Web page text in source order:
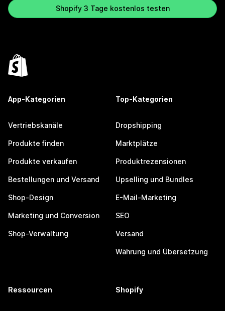
Shopify 3 Tage kostenlos testen
App-Kategorien
Vertriebskanäle
Produkte finden
Produkte verkaufen
Bestellungen und Versand
Shop-Design
Marketing und Conversion
Shop-Verwaltung
Top-Kategorien
Dropshipping
Marktplätze
Produktrezensionen
Upselling und Bundles
E-Mail-Marketing
SEO
Versand
Währung und Übersetzung
Ressourcen Shopify